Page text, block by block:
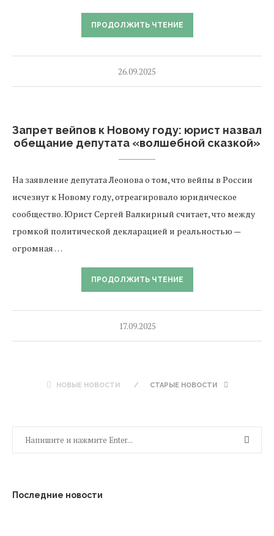
ПРОДОЛЖИТЬ ЧТЕНИЕ
26.09.2025
Запрет вейпов к Новому году: юрист назвал
обещание депутата «волшебной сказкой»
На заявление депутата Леонова о том, что вейпы в России
исчезнут к Новому году, отреагировало юридическое
сообщество. Юрист Сергей Валкирный считает, что между
громкой политической декларацией и реальностью —
огромная …
ПРОДОЛЖИТЬ ЧТЕНИЕ
17.09.2025
НОВЫЕ НОВОСТИ СТАРЫЕ НОВОСТИ
Последние новости